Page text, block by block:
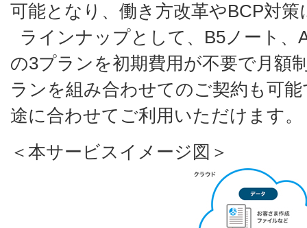
可能となり、働き方改革やBCP対策
ラインナップとして、B5ノート、
の3プランを初期費用が不要で月額
ランを組み合わせてのご契約も可
途に合わせてご利用いただけます。
＜本サービスイメージ図＞